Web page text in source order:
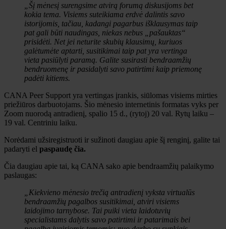
„Šį mėnesį surengsime atvirą forumą diskusijoms bet
kokia tema. Visiems suteikiama erdvė dalintis savo
istorijomis, tačiau, kadangi pagarbus išklausymas taip
pat gali būti naudingas, niekas nebus „pašauktas“
prisidėti. Net jei neturite skubių klausimų, kuriuos
galėtumėte aptarti, susitikimai taip pat yra vertinga
vieta pasiūlyti paramą. Galite susirasti bendraamžių
bendruomenę ir pasidalyti savo patirtimi kaip priemonę
padėti kitiems.
CANA Peer Support yra vertingas įrankis, siūlomas visiems mirties
priežiūros darbuotojams. Šio mėnesio internetinis formatas vyks per
Zoom nuorodą antradienį, spalio 15 d., (rytoj) 20 val. Rytų laiku –
19 val. Centriniu laiku.
Norėdami užsiregistruoti ir sužinoti daugiau apie šį renginį, galite tai
padaryti el paspaudę čia.
Čia daugiau apie tai, ką CANA sako apie bendraamžių palaikymo
paslaugas:
„Kiekvieno mėnesio trečią antradienį vyksta virtualūs
bendraamžių pagalbos susitikimai, atviri visiems
laidojimo tarnybose. Tai puiki vieta laidotuvių
specialistams dalytis savo patirtimi ir patarimais bei